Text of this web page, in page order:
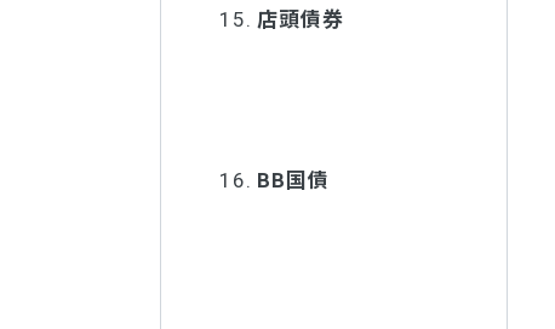
15. 店頭債券
16. BB国債